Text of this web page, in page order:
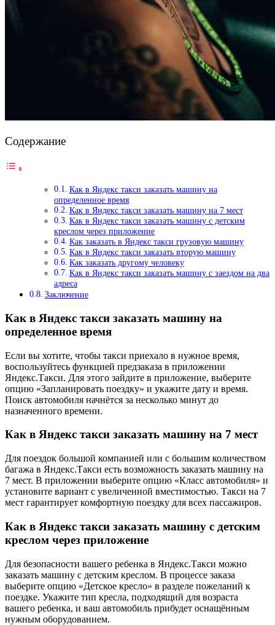
Содержание
Как в Яндекс такси заказать машину на
определенное время
Как в Яндекс такси заказать машину на 7 мест
Как в Яндекс такси заказать машину с детским
креслом через приложение
Как заказать в Яндекс такси грузовую машину
Как в Яндекс такси заказать вторую машину
Как заказать другому человеку
Как в Яндекс такси заказать машину с заездом на два
адреса
Заключение
Как в Яндекс такси заказать машину на
определенное время
Если вы хотите, чтобы такси приехало в нужное время,
воспользуйтесь функцией предзаказа в приложении
Яндекс.Такси. Для этого зайдите в приложение, выберите
опцию «Запланировать поездку» и укажите дату и время.
Поиск автомобиля начнётся за несколько минут до
назначенного времени.
Как в Яндекс такси заказать машину на 7 мест
Для поездок большой компанией или с большим количеством
багажа в Яндекс.Такси есть возможность заказать машину на
7 мест. В приложении выберите опцию «Класс автомобиля» и
установите вариант с увеличенной вместимостью. Такси на 7
мест гарантирует комфортную поездку для всех пассажиров.
Как в Яндекс такси заказать машину с детским
креслом через приложение
Для безопасности вашего ребенка в Яндекс.Такси можно
заказать машину с детским креслом. В процессе заказа
выберите опцию «Детское кресло» в разделе пожеланий к
поездке. Укажите тип кресла, подходящий для возраста
вашего ребенка, и ваш автомобиль прибудет оснащённым
нужным оборудованием.